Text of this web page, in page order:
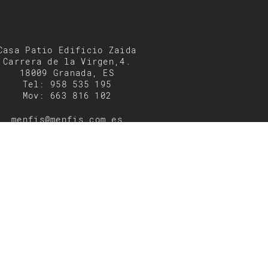
Patio Edificio Zaida
Carrera de la Virgen,4.
18009 Granada, ES
Tel: 958 535 195
Mov: 663 816 102
menfis@menfis.com.es